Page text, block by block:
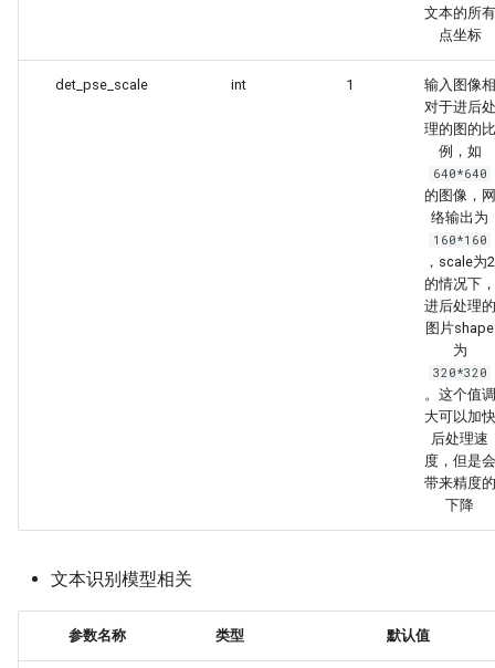
文本的所有
点坐标
det_pse_scale int 1
输入图像相
对于进后处
理的图的比
例，如
640*640
的图像，网
络输出为
160*160
，scale为2
的情况下，
进后处理的
图片shape
为
320*320
。这个值调
大可以加快
后处理速
度，但是会
带来精度的
下降
文本识别模型相关
参数名称 类型 默认值